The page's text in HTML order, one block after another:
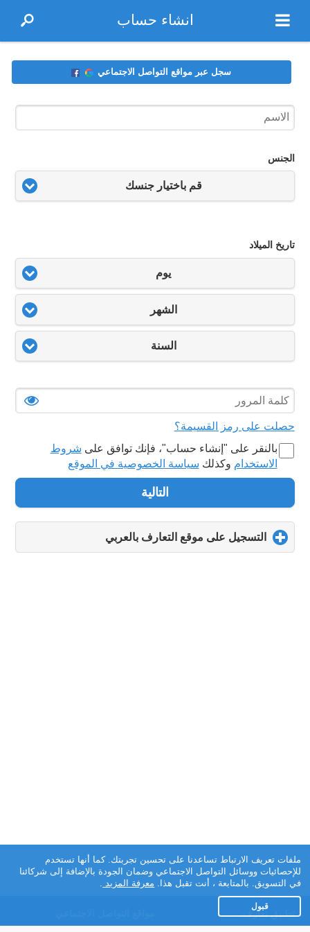
انشاء حساب
سجل عبر مواقع التواصل الاجتماعي
الجنس
قم باختيار جنسك
تاريخ الميلاد
يوم
الشهر
السنة
حصلت على رمز القسيمة؟
بالنقر على "‏إنشاء حساب‏"، فإنك توافق على شروط
الاستخدام وكذلك سياسة الخصوصية في الموقع
التالية
التسجيل على موقع التعارف بالعربي
to
تطبيق تعارف
ملفات تعريف الارتباط تساعدنا على تحسين تجربتك. كما أنها تستخدم
للإحصائيات ووسائل التواصل الاجتماعي وضمان الجودة بالإضافة إلى شركائنا
في التسويق. بالمتابعة ، أنت تقبل هذا. معرفة المزيد .
قبول